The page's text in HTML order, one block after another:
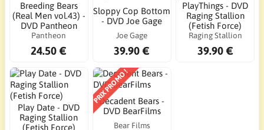
Breeding Bears
(Real Men vol.43) -
DVD Pantheon
Pantheon
24.50 €
Sloppy Cop Bottom
- DVD Joe Gage
Joe Gage
39.90 €
PlayThings - DVD
Raging Stallion
(Fetish Force)
Raging Stallion
39.90 €
Play Date - DVD
Raging Stallion
(Fetish Force)
PRIX PROMO !
Decadent Bears -
DVD BearFilms
Bear Films